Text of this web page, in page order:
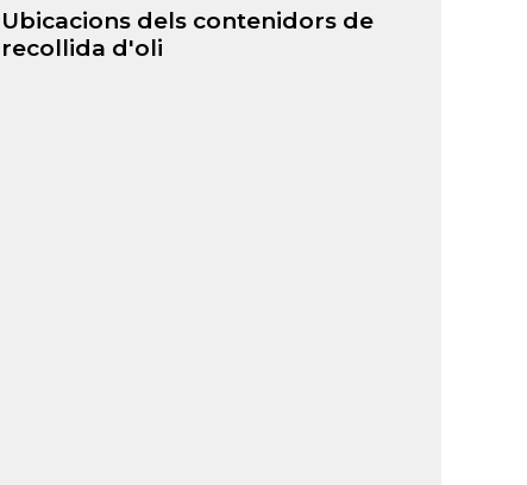
Ubicacions dels contenidors de
recollida d'oli